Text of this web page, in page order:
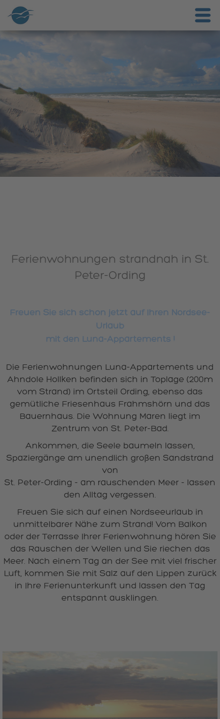
Ferienwohnungen strandnah in St.
Peter-Ording
Freuen Sie sich schon jetzt auf Ihren Nordsee-
Urlaub
mit den Luna-Appartements !
Die Ferienwohnungen Luna-Appartements und
Ahndole Hollken befinden sich in Toplage (200m
vom Strand) im Ortsteil Ording, ebenso das
gemütliche Friesenhaus Frahmshörn und das
Bauernhaus. Die Wohnung Maren liegt im
Zentrum von St. Peter-Bad.
Ankommen, die Seele baumeln lassen,
Spaziergänge am unendlich großen Sandstrand
von
St. Peter-Ording - am rauschenden Meer - lassen
den Alltag vergessen.
Freuen Sie sich auf einen Nordseeurlaub in
unmittelbarer Nähe zum Strand! Vom Balkon
oder der Terrasse Ihrer Ferienwohnung hören Sie
das Rauschen der Wellen und Sie riechen das
Meer. Nach einem Tag an der See mit viel frischer
Luft, kommen Sie mit Salz auf den Lippen zurück
in Ihre Ferienunterkunft und lassen den Tag
entspannt ausklingen.